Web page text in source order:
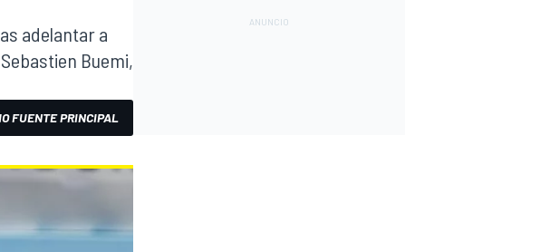
adelantar a
Buemi,
FUENTE PRINCIPAL